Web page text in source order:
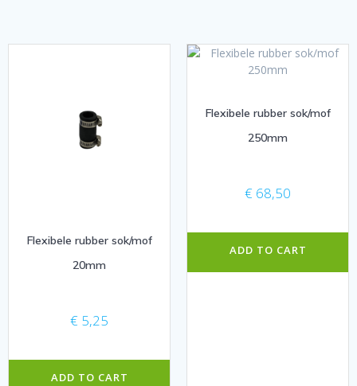
Flexibele rubber sok/mof
20mm
€ 5,25
ADD TO CART
Flexibele rubber sok/mof
250mm
€ 68,50
ADD TO CART